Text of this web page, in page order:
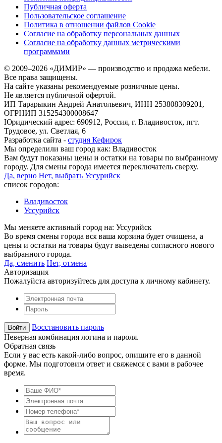
Публичная оферта
Пользовательское соглашение
Политика в отношении файлов Cookie
Согласие на обработку персональных данных
Согласие на обработку данных метрическими
программами
© 2009–2026 «ДИМИР» — производство и продажа мебели.
Все права защищены.
На сайте указаны рекомендуемые розничные цены.
Не является публичной офертой.
ИП Тарарыкин Андрей Анатольевич, ИНН 253808309201,
ОГРНИП 315254300008647
Юридический адрес: 690912, Россия, г. Владивосток, пгт.
Трудовое, ул. Светлая, 6
Разработка сайта - студия Кефирок
Мы определили ваш город как: Владивосток
Вам будут показаны цены и остатки на товары по выбранному
городу. Для смены города имеется переключатель сверху.
Да, верно Нет, выбрать Уссурийск
список городов:
Владивосток
Уссурийск
Мы меняете активный город на: Уссурийск
Во время смены города вся ваша корзина будет очищена, а
цены и остатки на товары будут выведены согласного нового
выбранного города.
Да, сменить Нет, отмена
Авторизация
Пожалуйста авторизуйтесь для доступа к личному кабинету.
Восстановить пароль
Неверная комбинация логина и пароля.
Обратная связь
Если у вас есть какой-либо вопрос, опишите его в данной
форме. Мы подготовим ответ и свяжемся с вами в рабочее
время.